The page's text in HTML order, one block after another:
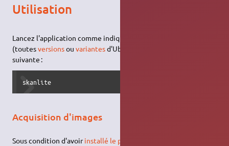
Utilisation
Lancez l'application comme indiqué
(toutesversionsouvariantesd'Ubuntu) avec la
suivante :
skanlite
Acquisition d'images
Sous condition d'avoirinstallé le paquet